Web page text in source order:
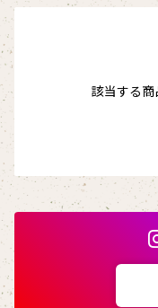
該当する商